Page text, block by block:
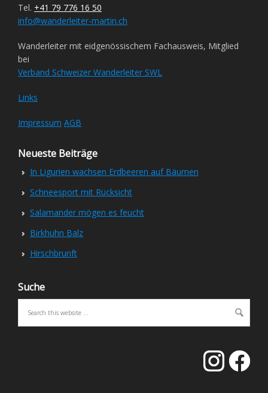
Tel. +41 79 776 16 50
info@wanderleiter-martin.ch
Wanderleiter mit eidgenössischem Fachausweis, Mitglied
bei
Verband Schweizer Wanderleiter SWL
Links
Impressum AGB
Neueste Beiträge
In Ligurien wachsen Erdbeeren auf Bäumen
Schneesport mit Rücksicht
Salamander mögen es feucht
Birkhuhn Balz
Hirschbrunft
Suche